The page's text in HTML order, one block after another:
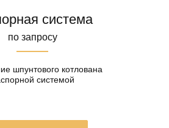
система
по запросу
шпунтового котлована
системой